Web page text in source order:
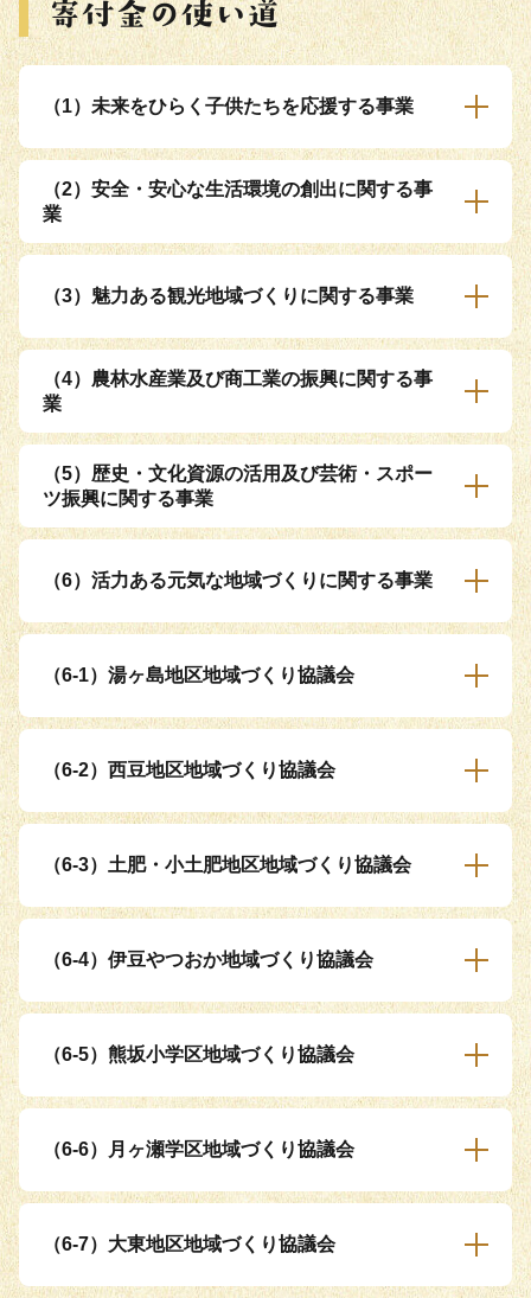
（1）未来をひらく子供たちを応援する事業
（2）安全・安心な生活環境の創出に関する事
業
（3）魅力ある観光地域づくりに関する事業
（4）農林水産業及び商工業の振興に関する事
業
（5）歴史・文化資源の活用及び芸術・スポー
ツ振興に関する事業
（6）活力ある元気な地域づくりに関する事業
（6-1）湯ヶ島地区地域づくり協議会
（6-2）西豆地区地域づくり協議会
（6-3）土肥・小土肥地区地域づくり協議会
（6-4）伊豆やつおか地域づくり協議会
（6-5）熊坂小学区地域づくり協議会
（6-6）月ヶ瀬学区地域づくり協議会
（6-7）大東地区地域づくり協議会